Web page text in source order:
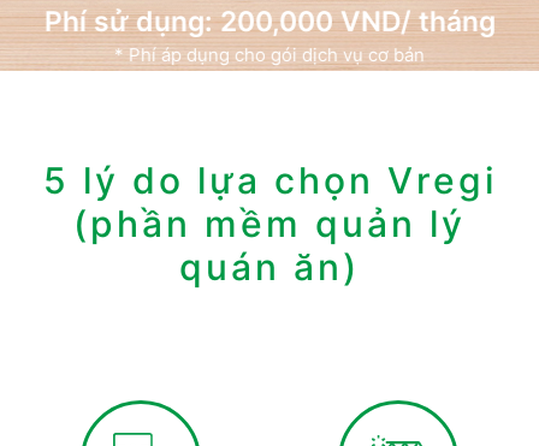
Phí sử dụng: 200,000 VND/ tháng
* Phí áp dụng cho gói dịch vụ cơ bản
5 lý do lựa chọn Vregi
(phần mềm ​quản lý
quán ăn)